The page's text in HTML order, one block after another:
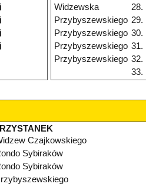
Widzewska
28.
Przybyszewskiego 29.
Przybyszewskiego 30.
Przybyszewskiego 31.
Przybyszewskiego 32.
33.
Czajkowskiego
Sybiraków
Sybiraków